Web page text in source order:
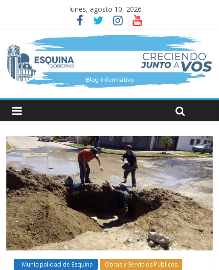
lunes, agosto 10, 2026
- Municipalidad de Esquina Obras y Servicios Públicos